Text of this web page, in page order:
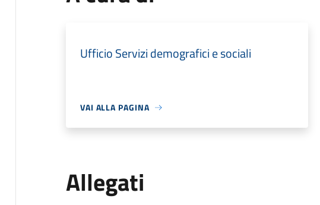
Ufficio Servizi demografici e sociali
VAI ALLA PAGINA
Allegati